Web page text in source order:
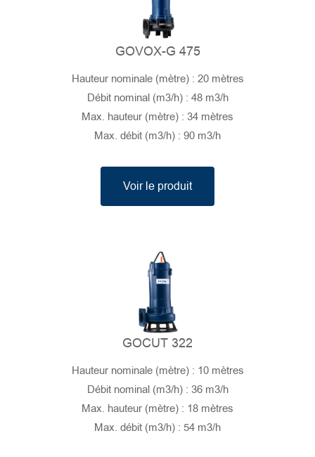
GOVOX-G 475
Hauteur nominale (mètre) : 20 mètres
Débit nominal (m3/h) : 48 m3/h
Max. hauteur (mètre) : 34 mètres
Max. débit (m3/h) : 90 m3/h
Voir le produit
GOCUT 322
Hauteur nominale (mètre) : 10 mètres
Débit nominal (m3/h) : 36 m3/h
Max. hauteur (mètre) : 18 mètres
Max. débit (m3/h) : 54 m3/h